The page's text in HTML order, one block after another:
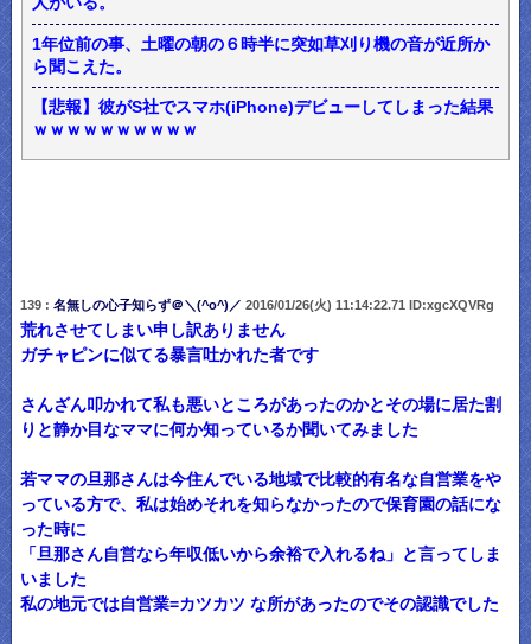
1年位前の事、土曜の朝の６時半に突如草刈り機の音が近所か
ら聞こえた。
【悲報】彼がS社でスマホ(iPhone)デビューしてしまった結果
ｗｗｗｗｗｗｗｗｗｗ
139 : 名無しの心子知らず＠＼(^o^)／ 2016/01/26(火) 11:14:22.71 ID:xgcXQVRg
荒れさせてしまい申し訳ありません
ガチャピンに似てる暴言吐かれた者です
さんざん叩かれて私も悪いところがあったのかとその場に居た割
りと静か目なママに何か知っているか聞いてみました
若ママの旦那さんは今住んでいる地域で比較的有名な自営業をや
っている方で、私は始めそれを知らなかったので保育園の話にな
った時に
「旦那さん自営なら年収低いから余裕で入れるね」と言ってしま
いました
私の地元では自営業=カツカツ な所があったのでその認識でした